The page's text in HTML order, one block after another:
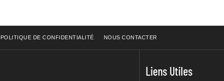
POLITIQUE DE CONFIDENTIALITÉ NOUS CONTACTER
Liens Utiles